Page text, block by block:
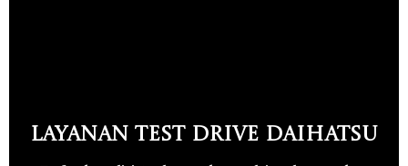
Layanan Test Drive Daihatsu